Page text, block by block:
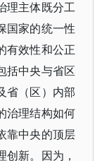
理主体既分工
国家的统一性
有效性和公正
括中央与省区
省（区）内部
治理结构如何
靠中央的顶层
新。因为，